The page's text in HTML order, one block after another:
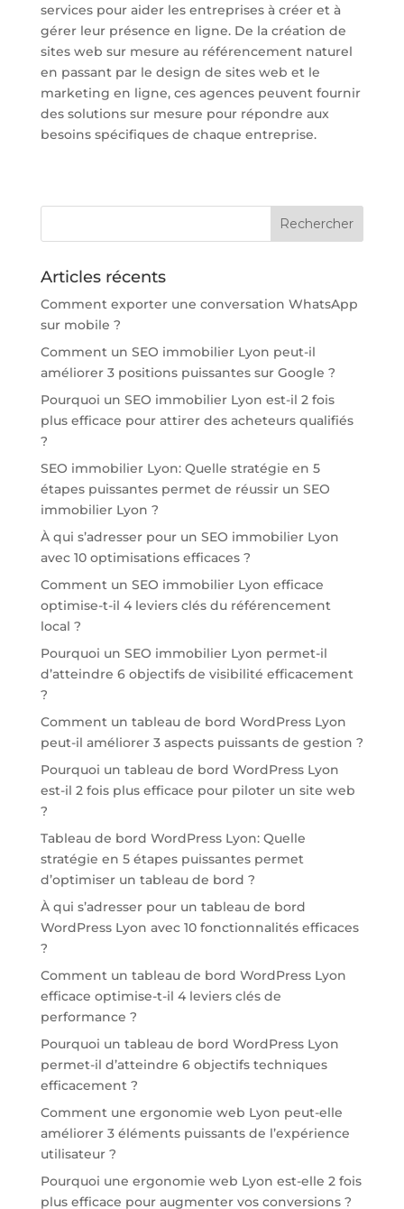
services pour aider les entreprises à créer et à
gérer leur présence en ligne. De la création de
sites web sur mesure au référencement naturel
en passant par le design de sites web et le
marketing en ligne, ces agences peuvent fournir
des solutions sur mesure pour répondre aux
besoins spécifiques de chaque entreprise.
Articles récents
Comment exporter une conversation WhatsApp
sur mobile ?
Comment un SEO immobilier Lyon peut-il
améliorer 3 positions puissantes sur Google ?
Pourquoi un SEO immobilier Lyon est-il 2 fois
plus efficace pour attirer des acheteurs qualifiés
?
SEO immobilier Lyon: Quelle stratégie en 5
étapes puissantes permet de réussir un SEO
immobilier Lyon ?
À qui s’adresser pour un SEO immobilier Lyon
avec 10 optimisations efficaces ?
Comment un SEO immobilier Lyon efficace
optimise-t-il 4 leviers clés du référencement
local ?
Pourquoi un SEO immobilier Lyon permet-il
d’atteindre 6 objectifs de visibilité efficacement
?
Comment un tableau de bord WordPress Lyon
peut-il améliorer 3 aspects puissants de gestion ?
Pourquoi un tableau de bord WordPress Lyon
est-il 2 fois plus efficace pour piloter un site web
?
Tableau de bord WordPress Lyon: Quelle
stratégie en 5 étapes puissantes permet
d’optimiser un tableau de bord ?
À qui s’adresser pour un tableau de bord
WordPress Lyon avec 10 fonctionnalités efficaces
?
Comment un tableau de bord WordPress Lyon
efficace optimise-t-il 4 leviers clés de
performance ?
Pourquoi un tableau de bord WordPress Lyon
permet-il d’atteindre 6 objectifs techniques
efficacement ?
Comment une ergonomie web Lyon peut-elle
améliorer 3 éléments puissants de l’expérience
utilisateur ?
Pourquoi une ergonomie web Lyon est-elle 2 fois
plus efficace pour augmenter vos conversions ?